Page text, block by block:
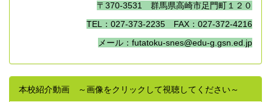
〒370-3531 群馬県高崎市足門町１２０
TEL：027-373-2235 FAX：027-372-4216
メール：futatoku-snes@edu-g.gsn.ed.jp
本校紹介動画 ～画像をクリックして視聴してください～